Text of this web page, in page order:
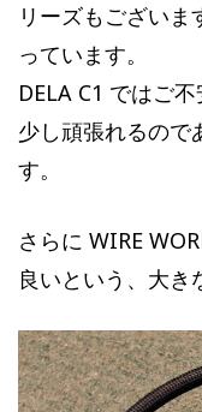
リーズもござい
っています。
DELA C1 ではご
少し頑張れるので
す。
さらに WIRE
良いという、大き